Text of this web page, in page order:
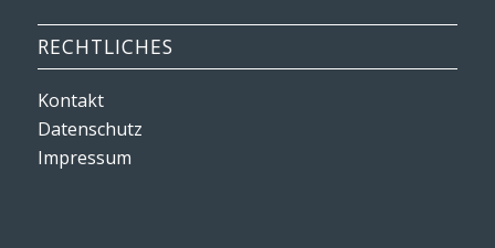
RECHTLICHES
Kontakt
Datenschutz
Impressum